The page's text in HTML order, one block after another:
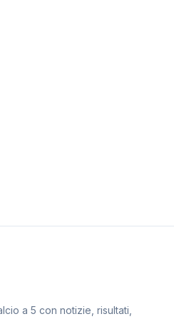
a 5 con notizie, risultati,